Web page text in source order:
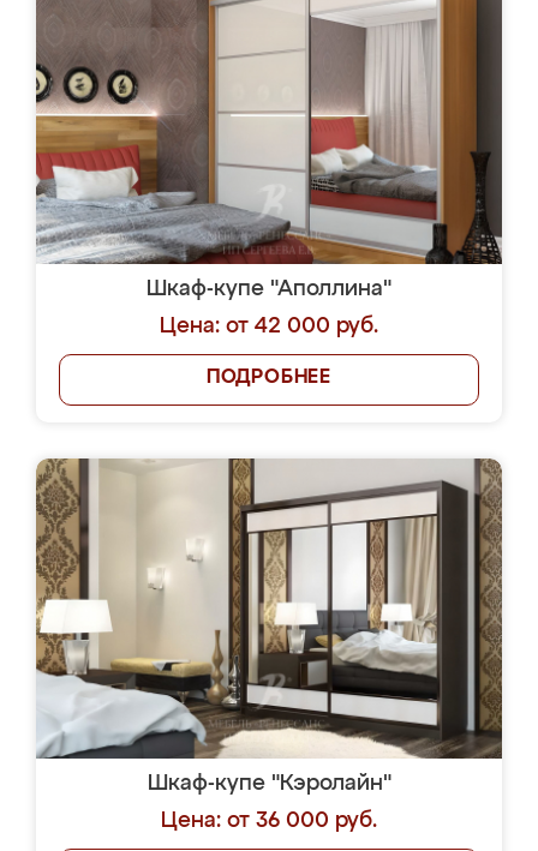
Шкаф-купе "Аполлина"
Цена: от 42 000 руб.
ПОДРОБНЕЕ
Шкаф-купе "Кэролайн"
Цена: от 36 000 руб.